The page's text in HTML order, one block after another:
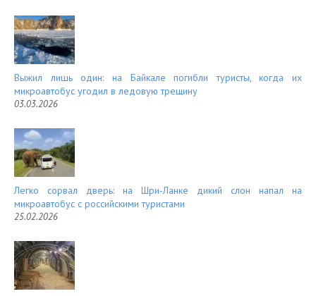
Выжил лишь один: на Байкале погибли туристы, когда их
микроавтобус угодил в ледовую трещину
03.03.2026
Легко сорвал дверь: на Шри-Ланке дикий слон напал на
микроавтобус с российскими туристами
25.02.2026